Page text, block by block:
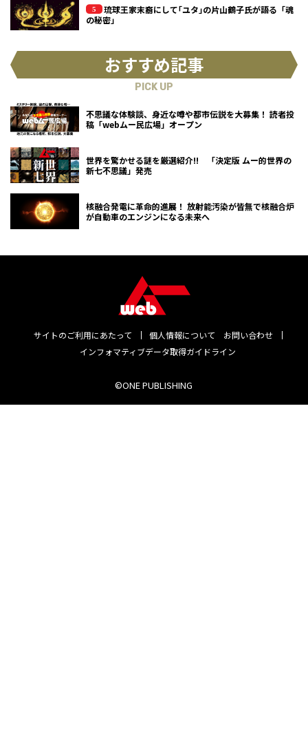
琉球王家末裔にして｢ユタ｣の片山鶴子氏が語る「魂
の秘密」
おすすめ記事
PICK UP
不思議な体験談、身近な噂や都市伝説を大募集！ 読者投
稿「webムー民広場」オープン
世界を驚かせる謎を厳選紹介!! 「決定版 ムー的世界の
新七不思議」発売
核融合発電に革命的進展！ 放射能汚染が皆無で核融合炉
が自動車のエンジンになる未来へ
サイトのご利用にあたって 個人情報について
お問い合わせ
インフォマティブデータ取得ガイドライン
©ONE PUBLISHING